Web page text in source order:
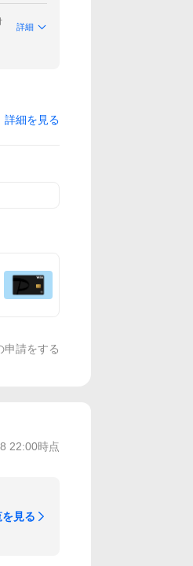
詳細
詳細を見る
申請をする
22:00時点
見る